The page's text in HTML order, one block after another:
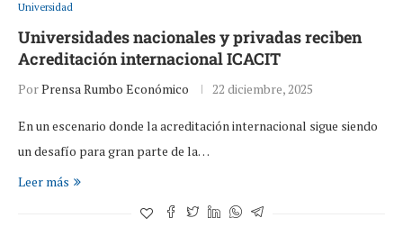
Universidad
Universidades nacionales y privadas reciben
Acreditación internacional ICACIT
PorPrensa Rumbo Económico 22 diciembre, 2025
En un escenario donde la acreditación internacional sigue siendo
un desafío para gran parte de la…
Leer más